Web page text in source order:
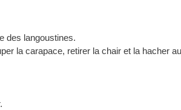
des langoustines.
la carapace, retirer la chair et la hacher